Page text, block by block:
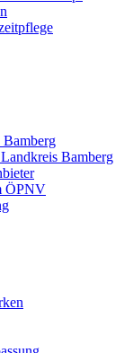
Bamberg
ÖPNV